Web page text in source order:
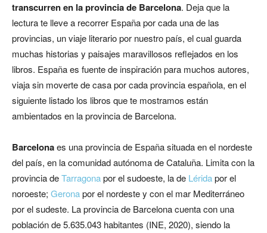
transcurren en la provincia de Barcelona. Deja que la
lectura te lleve a recorrer España por cada una de las
provincias, un viaje literario por nuestro país, el cual guarda
muchas historias y paisajes maravillosos reflejados en los
libros. España es fuente de inspiración para muchos autores,
viaja sin moverte de casa por cada provincia española, en el
siguiente listado los libros que te mostramos están
ambientados en la provincia de Barcelona.
Barcelonaes una provincia de España situada en el nordeste
del país, en la comunidad autónoma de Cataluña. Limita con la
provincia deTarragonapor el sudoeste, la de Léridapor el
noroeste; Geronapor el nordeste y con el mar Mediterráneo
por el sudeste. La provincia de Barcelona cuenta con una
población de 5.635.043 habitantes (INE, 2020), siendo la